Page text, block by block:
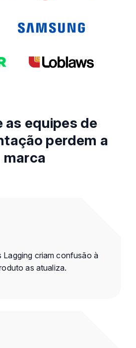
as equipes de
perdem a
marca
Lagging criam confusão à
as atualiza.